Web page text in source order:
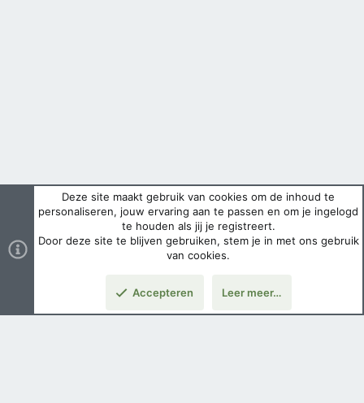
Deze site maakt gebruik van cookies om de inhoud te
personaliseren, jouw ervaring aan te passen en om je ingelogd
te houden als jij je registreert.
Door deze site te blijven gebruiken, stem je in met ons gebruik
van cookies.
Accepteren Leer meer…